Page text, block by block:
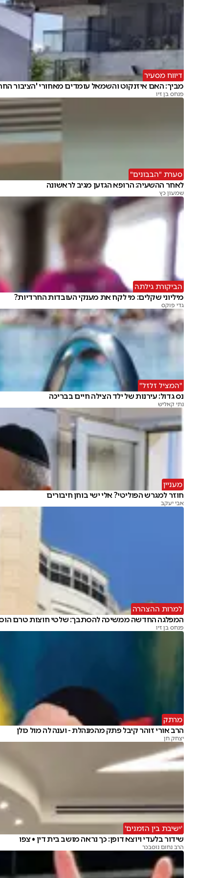
דיווח מסעיר
מביך: האם איזנקוט והשמאל עומדים מאחורי 'הציבור
פנחס בן זיו
סערת "הבבונים"
לאחר ההשעיה: הרופא הגזען מגיב לראשונה
שמעון כץ
הביקורת גילתה
מיליוני שקלים: מי לקח את מענקי העובדות החרדיות?
גדי פוקס
"המציל זלזל"
נס גדול: עירנות של ילד הצילה חיים בבריכה
נתי קאליש
מעניין
חוזר למגרש הפוליטי? אלי ישי בוחן חיבורים
אבי יעקב
למרות ההצהרה
המפלגה החדשה ממשיכה להסתבך: שלטי חוצות טרם
פנחס בן זיו
מרתק
הרב אורי זוהר קיבל פתק מהמנהלת - וענה לה מול כולן
יצחק חן
'ישיבת בין הזמנים'
שידור בלעדי ויוצא דופן: כך נראה מושב בית דין • צפו
הרב נחום נוסבכר